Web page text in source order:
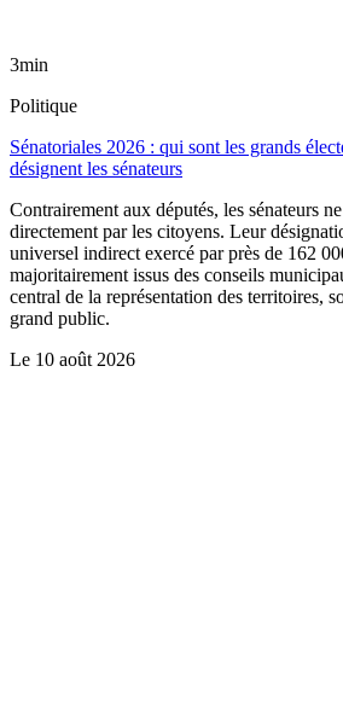
3min
Politique
Sénatoriales 2026 : qui sont les grands
désignent les sénateurs
Contrairement aux députés, les sénateurs
directement par les citoyens. Leur
universel indirect exercé par près de 162
majoritairement issus des conseils
central de la représentation des territoires,
grand public.
Le 10 août 2026